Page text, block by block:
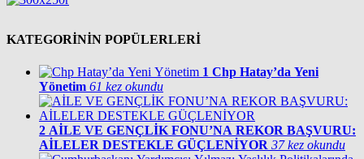
KATEGORİNİN POPÜLERLERİ
1 Chp Hatay’da Yeni
Yönetim 61 kez okundu
2 AİLE VE GENÇLİK FONU’NA REKOR BAŞVURU:
AİLELER DESTEKLE GÜÇLENİYOR 37 kez okundu